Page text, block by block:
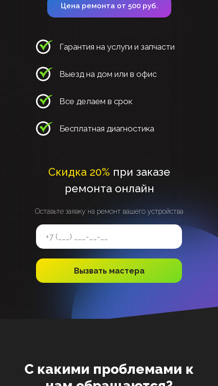
Гарантия на услуги и запчасти
Выезд на дом или в офис
Все делаем в срок
Бесплатная диагностика
Скидка 20% при заказе
ремонта онлайн
Оставьте заявку на ремонт вашего устройства
Вызвать мастера
Цена ремонта от 500 руб.
С какими проблемами к